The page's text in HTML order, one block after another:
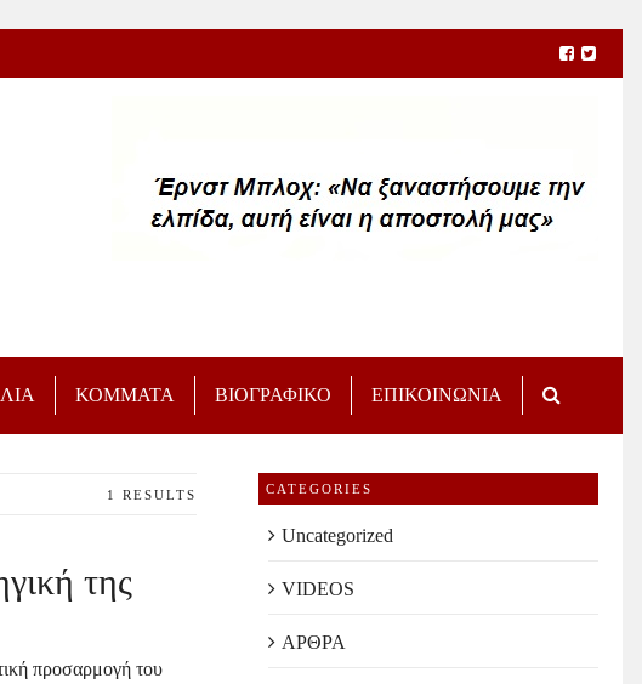
ΚΟΜΜΑΤΑ ΒΙΟΓΡΑΦΙΚΟ ΕΠΙΚΟΙΝΩΝΙΑ
1 RESULTS
της
προσαρμογή του
CATEGORIES
Uncategorized
VIDEOS
ΑΡΘΡΑ